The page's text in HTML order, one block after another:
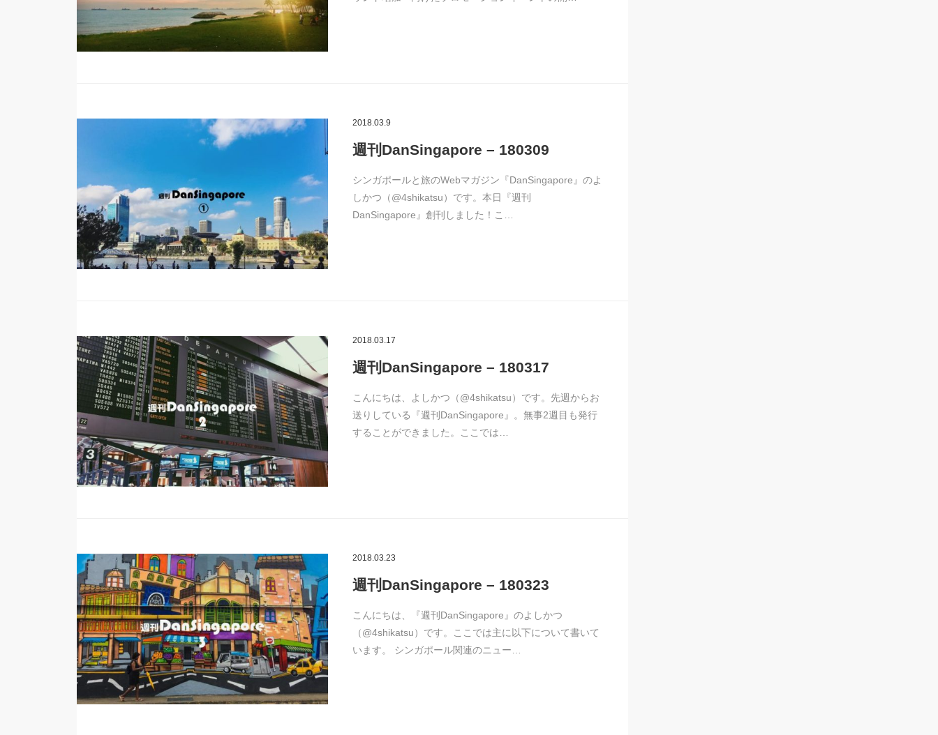
2018.03.9
週刊DanSingapore – 180309
シンガポールと旅のWebマガジン『DanSingapore』のよ
しかつ（@4shikatsu）です。本日『週刊
DanSingapore』創刊しました！こ…
2018.03.17
週刊DanSingapore – 180317
こんにちは、よしかつ（@4shikatsu）です。先週からお
送りしている『週刊DanSingapore』。無事2週目も発行
することができました。ここでは…
2018.03.23
週刊DanSingapore – 180323
こんにちは、『週刊DanSingapore』のよしかつ
（@4shikatsu）です。ここでは主に以下について書いて
います。 シンガポール関連のニュー…